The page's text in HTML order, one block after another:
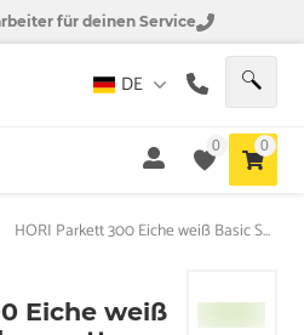
für deinen Service
DE
0 0
HORI Parkett 300 Eiche weiß Basic Schiffsboden matt versiegelt 2. Wahl
Eiche weiß